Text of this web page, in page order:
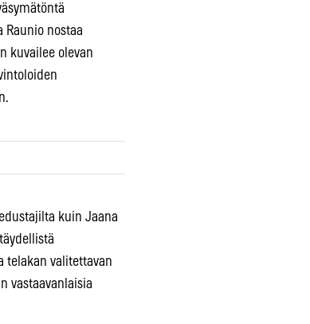
Raunio nostaa
kuvailee olevan
kuin Jaana
telakan valitettavan
vastaavanlaisia